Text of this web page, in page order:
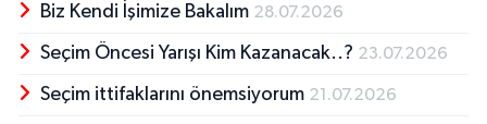
Biz Kendi İşimize Bakalım 28.07.2026
Seçim Öncesi Yarışı Kim Kazanacak..? 23.07.2026
Seçim ittifaklarını önemsiyorum 21.07.2026